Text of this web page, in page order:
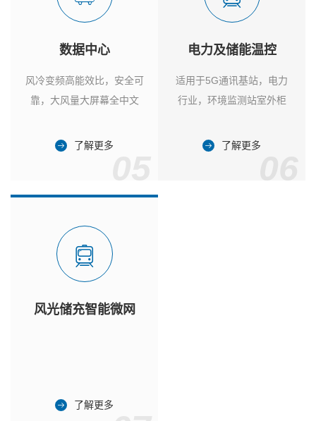
数据中心
风冷变频高能效比，安全可
靠，大风量大屏幕全中文
了解更多
电力及储能温控
适用于5G通讯基站，电力
行业，环境监测站室外柜
了解更多
风光储充智能微网
了解更多